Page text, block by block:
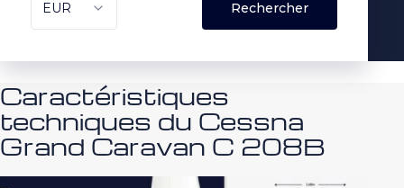
Caractéristiques
techniques du Cessna
Grand Caravan C 208B